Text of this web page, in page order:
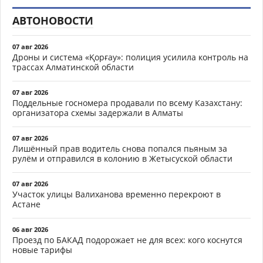
АВТОНОВОСТИ
07 авг 2026
Дроны и система «Қорғау»: полиция усилила контроль на
трассах Алматинской области
07 авг 2026
Поддельные госномера продавали по всему Казахстану:
организатора схемы задержали в Алматы
07 авг 2026
Лишённый прав водитель снова попался пьяным за
рулём и отправился в колонию в Жетысуской области
07 авг 2026
Участок улицы Валиханова временно перекроют в
Астане
06 авг 2026
Проезд по БАКАД подорожает не для всех: кого коснутся
новые тарифы